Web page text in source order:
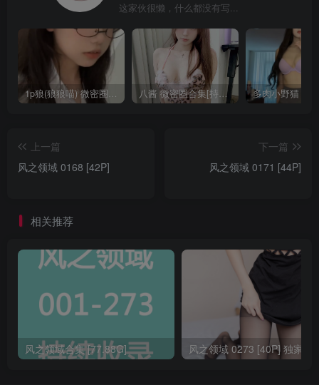
这家伙很懒，什么都没有写...
1p狼(狼狼喵) 微密圈/岛遇合集[持续更新2025.08.20] 八酱 微密圈合集[持续更新]
上一篇
风之领域 0168 [42P]
下一篇
风之领域 0171 [44P]
相关推荐
风之领域合集 [77.88G] 风之领域 0273 [40P] 独家